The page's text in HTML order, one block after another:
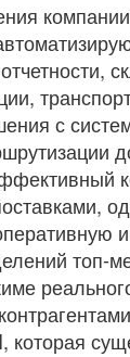
с
топ-
которая